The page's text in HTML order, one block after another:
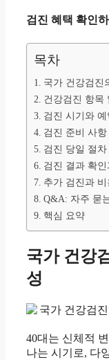
검진 혜택 확인하
목차
국가 건강검진
건강검진 항목
검진 시기와 예
검진 준비 사항
검진 당일 절차
검진 결과 확
추가 검진과 비
Q&A: 자주 묻
핵심 요약
국가 건강
성
40대는 신체적
나는 시기로, 다